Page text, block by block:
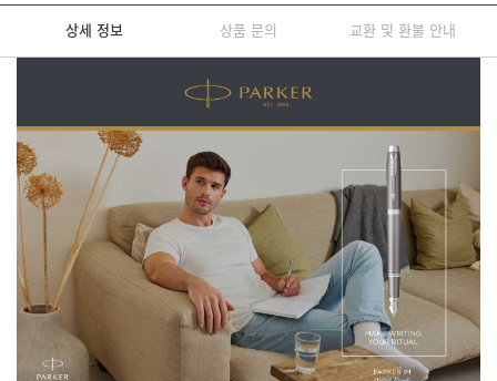
상세 정보 상품 문의 교환 및 환불 안내